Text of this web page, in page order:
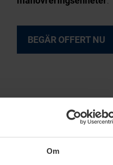
Om
BEGÄR OFFERT NU